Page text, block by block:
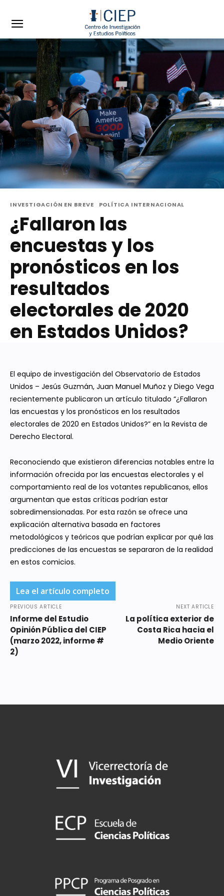
INVESTIGACIÓN EN BREVE POLÍTICA INTERNACIONAL
¿Fallaron las
encuestas y los
pronósticos en los
resultados
electorales de 2020
en Estados Unidos?
El equipo de investigación del Observatorio de Estados
Unidos – Jesús Guzmán, Juan Manuel Muñoz y Diego Vega
recientemente publicaron un artículo titulado “¿Fallaron
las encuestas y los pronósticos en los resultados
electorales de 2020 en Estados Unidos?” en la Revista de
Derecho Electoral.
Reconociendo que existieron diferencias notables entre la
información ofrecida por las encuestas electorales y el
comportamiento real de los votantes republicanos, ellos
argumentan que estas críticas podrían estar
sobredimensionadas. Por esta razón se ofrece una
explicación alternativa basada en factores
metodológicos y teóricos que podrían explicar por qué las
predicciones de las encuestas se separaron de la realidad
en estos comicios.
Lea el artículo completo
PREVIOUS ARTICLE
Informe del Estudio
Opinión Pública del CIEP
(marzo 2022, informe #
2)
NEXT ARTICLE
La política exterior de
Costa Rica hacia el
Medio Oriente